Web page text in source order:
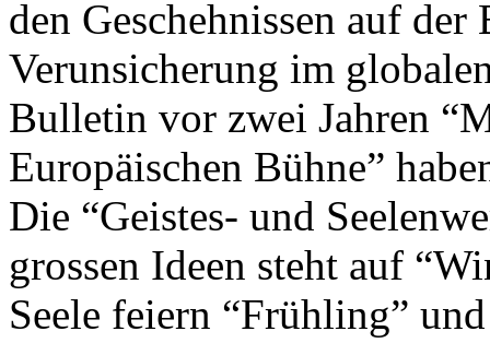
den Geschehnissen auf
Verunsicherung im
Bulletin vor zwei Jahren
Europäischen Bühne”
Die “Geistes- und
grossen Ideen steht auf
Seele feiern “Frühling”